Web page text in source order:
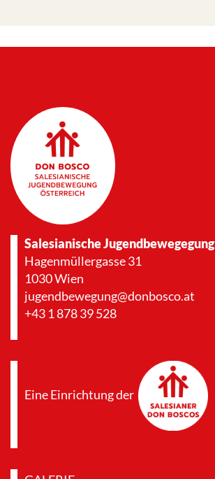
Salesianische Jugendbewegegung
Hagenmüllergasse 31
1030 Wien
jugendbewegung@donbosco.at
+43 1 878 39 528
Eine Einrichtung der